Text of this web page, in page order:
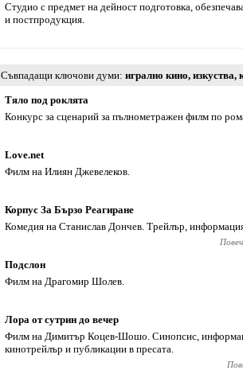
Студио с предмет на дейност подготовка,
и постпродукция.
Съвпадащи ключови думи игрално кино, изкуства,
Тяло под роклята
Конкурс за сценарий за пълнометражен филм по
Love.net
Филм на Илиян Джевелеков.
Корпус За Бързо Реагиране
Комедия на Станислав Дончев. Трейлър,
Подслон
Филм на Драгомир Шолев.
Лора от сутрин до вечер
Филм на Димитър Коцев-Шошо. Синопсис,
кинотрейлър и публикации в пресата.